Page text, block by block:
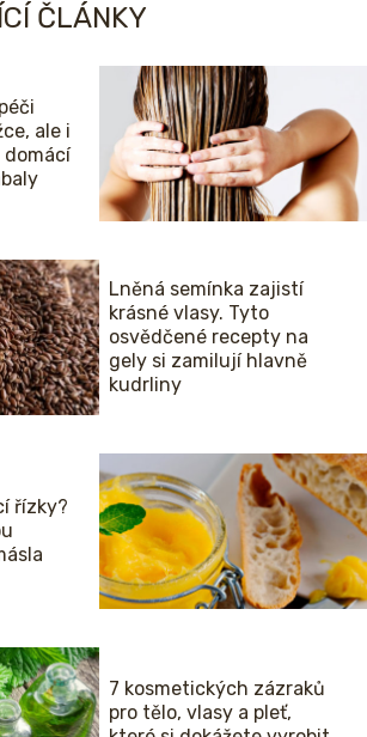
ČLÁNKY
ale i
domácí
Lněná semínka zajistí
krásné vlasy. Tyto
osvědčené recepty na
gely si zamilují hlavně
kudrliny
řízky?
7 kosmetických zázraků
pro tělo, vlasy a pleť,